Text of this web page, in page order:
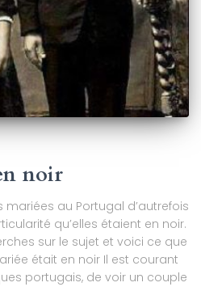
noir
au Portugal d’autrefois
qu’elles étaient en noir.
sur le sujet et voici ce que
était en noir Il est courant
portugais, de voir un couple